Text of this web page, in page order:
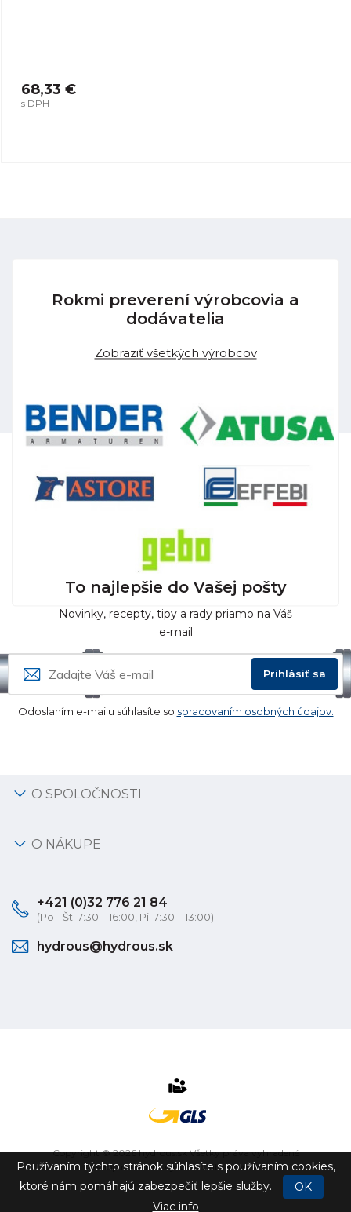
68,33 €
s DPH
Rokmi preverení výrobcovia a
dodávatelia
Zobraziť všetkých výrobcov
To najlepšie do Vašej pošty
Novinky, recepty, tipy a rady priamo na Váš
e-mail
Prihlásiť sa
Odoslaním e-mailu súhlasíte so spracovaním osobných údajov.
O SPOLOČNOSTI
O NÁKUPE
+421 (0)32 776 21 84
(Po - Št: 7:30 – 16:00, Pi: 7:30 – 13:00)
hydrous@hydrous.sk
Copyright © 2026 hydrous.sk Všetky práva vyhradené
eshop na mieruvytvorilovibration.sk
Používaním týchto stránok súhlasíte s používaním cookies,
ktoré nám pomáhajú zabezpečiť lepšie služby.
OK
Viac info